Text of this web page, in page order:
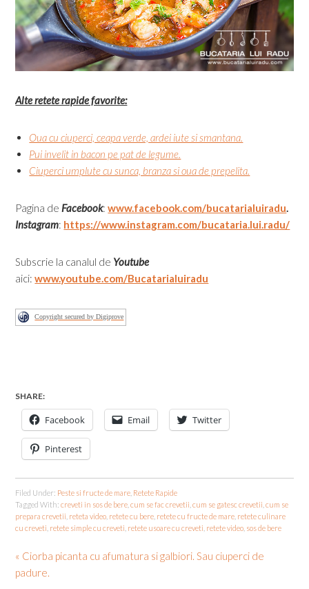
Alte retete rapide favorite:
Oua cu ciuperci, ceapa verde, ardei iute si smantana.
Pui invelit in bacon pe pat de legume.
Ciuperci umplute cu sunca, branza si oua de prepelita.
Pagina deFacebook: www.facebook.com/bucatarialuiradu.
Instagram: https://www.instagram.com/bucataria.lui.radu/
Subscrie la canalul de Youtube
aici: www.youtube.com/Bucatarialuiradu
Copyright secured by Digiprove
SHARE:
Facebook Email Twitter
Pinterest
Filed Under: Peste si fructe de mare Retete Rapide
Tagged With:creveti in sos de bere ,cum se fac crevetii ,cum se gatesc crevetii ,cum se
prepara crevetii reteta video retete cu bere retete cu fructe de mare retete culinare
cu creveti retete simple cu creveti retete usoare cu creveti retete video sos de bere
« Ciorba picanta cu afumatura si galbiori. Sau ciuperci de
padure.